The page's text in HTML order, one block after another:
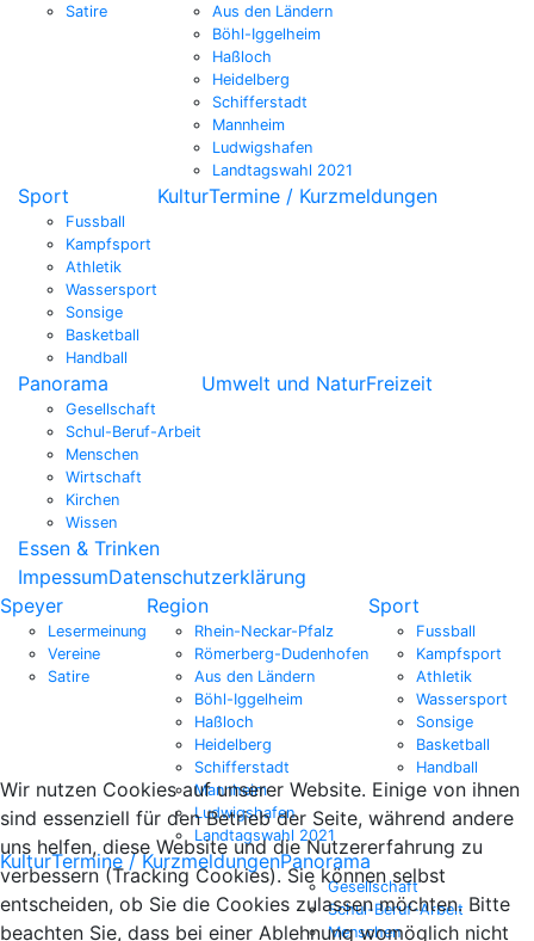
Satire
Aus den Ländern
Böhl-Iggelheim
Haßloch
Heidelberg
Schifferstadt
Mannheim
Ludwigshafen
Landtagswahl 2021
Sport
Fussball
Kampfsport
Athletik
Wassersport
Sonsige
Basketball
Handball
KulturTermine / Kurzmeldungen
Panorama
Gesellschaft
Schul-Beruf-Arbeit
Menschen
Wirtschaft
Kirchen
Wissen
Umwelt und NaturFreizeit
Essen & Trinken
ImpessumDatenschutzerklärung
Speyer
Lesermeinung
Vereine
Satire
Region
Rhein-Neckar-Pfalz
Römerberg-Dudenhofen
Aus den Ländern
Böhl-Iggelheim
Haßloch
Heidelberg
Schifferstadt
Mannheim
Ludwigshafen
Landtagswahl 2021
Sport
Fussball
Kampfsport
Athletik
Wassersport
Sonsige
Basketball
Handball
KulturTermine / KurzmeldungenPanorama
Gesellschaft
Schul-Beruf-Arbeit
Menschen
Wir nutzen Cookies auf unserer Website. Einige von ihnen
sind essenziell für den Betrieb der Seite, während andere
uns helfen, diese Website und die Nutzererfahrung zu
verbessern (Tracking Cookies). Sie können selbst
entscheiden, ob Sie die Cookies zulassen möchten. Bitte
beachten Sie, dass bei einer Ablehnung womöglich nicht